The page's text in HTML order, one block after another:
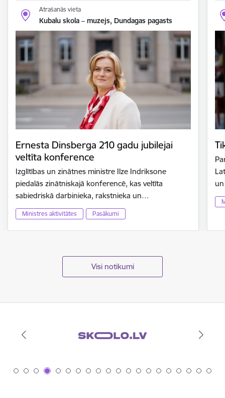
Atrašanās vieta
Kubalu skola – muzejs, Dundagas pagasts
Ernesta Dinsberga 210 gadu jubilejai
veltīta konference
Izglītības un zinātnes ministre Ilze Indriksone
piedalās zinātniskajā konferencē, kas veltīta
sabiedriskā darbinieka, rakstnieka un…
Ministres aktivitātes Pasākumi
Visi notikumi